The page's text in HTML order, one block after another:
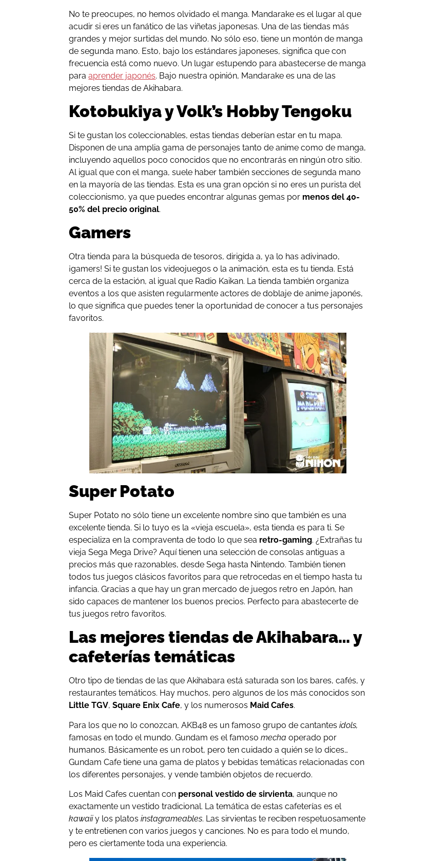
No te preocupes, no hemos olvidado el manga. Mandarake es el lugar al que
acudir si eres un fanático de las viñetas japonesas. Una de las tiendas más
grandes y mejor surtidas del mundo. No sólo eso, tiene un montón de manga
de segunda mano. Esto, bajo los estándares japoneses, significa que con
frecuencia está como nuevo. Un lugar estupendo para abastecerse de manga
paraaprender japonés. Bajo nuestra opinión, Mandarake es una de las
mejores tiendas de Akihabara.
Kotobukiya y Volk’s Hobby Tengoku
Si te gustan los coleccionables, estas tiendas deberían estar en tu mapa.
Disponen de una amplia gama de personajes tanto de anime como de manga,
incluyendo aquellos poco conocidos que no encontrarás en ningún otro sitio.
Al igual que con el manga, suele haber también secciones de segunda mano
en la mayoría de las tiendas. Esta es una gran opción si no eres un purista del
coleccionismo, ya que puedes encontrar algunas gemas por menos del 40-
50% del precio original.
Gamers
Otra tienda para la búsqueda de tesoros, dirigida a, ya lo has adivinado,
¡gamers! Si te gustan los videojuegos o la animación, esta es tu tienda. Está
cerca de la estación, al igual que Radio Kaikan. La tienda también organiza
eventos a los que asisten regularmente actores de doblaje de anime japonés,
lo que significa que puedes tener la oportunidad de conocer a tus personajes
favoritos.
Super Potato
Super Potato no sólo tiene un excelente nombre sino que también es una
excelente tienda. Si lo tuyo es la «vieja escuela», esta tienda es para ti. Se
especializa en la compraventa de todo lo que sea retro-gaming. ¿Extrañas tu
vieja Sega Mega Drive? Aquí tienen una selección de consolas antiguas a
precios más que razonables, desde Sega hasta Nintendo. También tienen
todos tus juegos clásicos favoritos para que retrocedas en el tiempo hasta tu
infancia. Gracias a que hay un gran mercado de juegos retro en Japón, han
sido capaces de mantener los buenos precios. Perfecto para abastecerte de
tus juegos retro favoritos.
Las mejores tiendas de Akihabara… y
cafeterías temáticas
Otro tipo de tiendas de las que Akihabara está saturada son los bares, cafés, y
restaurantes temáticos. Hay muchos, pero algunos de los más conocidos son
Little TGV,Square Enix Cafe, y los numerosos Maid Cafes.
Para los que no lo conozcan, AKB48 es un famoso grupo de cantantes idols,
famosas en todo el mundo. Gundam es el famosomecha operado por
humanos. Básicamente es un robot, pero ten cuidado a quién se lo dices…
Gundam Cafe tiene una gama de platos y bebidas temáticas relacionadas con
los diferentes personajes, y vende también objetos de recuerdo.
Los Maid Cafes cuentan con personal vestido de sirvienta, aunque no
exactamente un vestido tradicional. La temática de estas cafeterías es el
kawaiiy los platosinstagrameables. Las sirvientas te reciben respetuosamente
y te entretienen con varios juegos y canciones. No es para todo el mundo,
pero es ciertamente toda una experiencia.